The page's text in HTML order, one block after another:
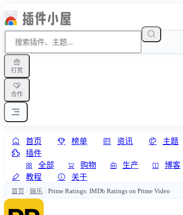
打赏
合作
首页 榜单 资讯
主题
插件
全部
购物 生产 博客
教程
关于
首页 / 娱乐 / Prime Ratings: IMDb Ratings on Prime Video